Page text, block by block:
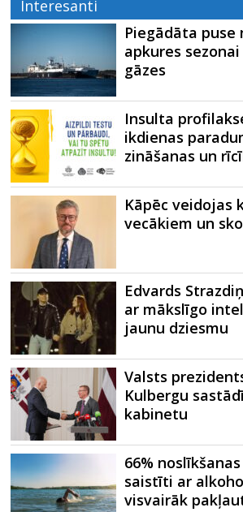
Interesanti
Piegādāta puse
apkures
gāzes
Insulta
ikdienas
zināšanas un
Kāpēc veidojas
vecākiem un
Edvards
ar mākslīgo
jaunu dziesmu
Valsts
Kulbergu
kabinetu
66%
saistīti ar
visvairāk